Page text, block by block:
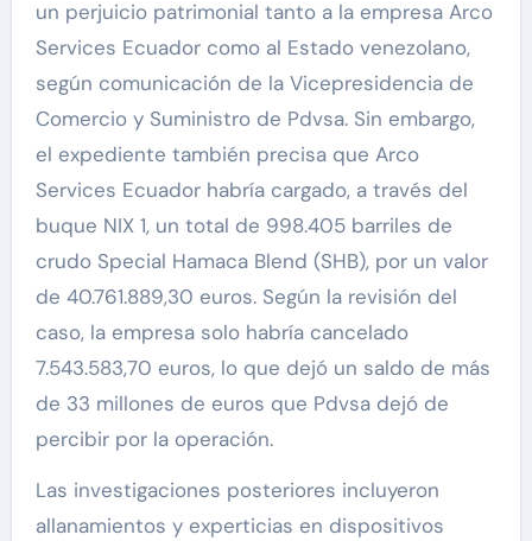
un perjuicio patrimonial tanto a la empresa Arco
Services Ecuador como al Estado venezolano,
según comunicación de la Vicepresidencia de
Comercio y Suministro de Pdvsa. Sin embargo,
el expediente también precisa que Arco
Services Ecuador habría cargado, a través del
buque NIX 1, un total de 998.405 barriles de
crudo Special Hamaca Blend (SHB), por un valor
de 40.761.889,30 euros. Según la revisión del
caso, la empresa solo habría cancelado
7.543.583,70 euros, lo que dejó un saldo de más
de 33 millones de euros que Pdvsa dejó de
percibir por la operación.
Las investigaciones posteriores incluyeron
allanamientos y experticias en dispositivos